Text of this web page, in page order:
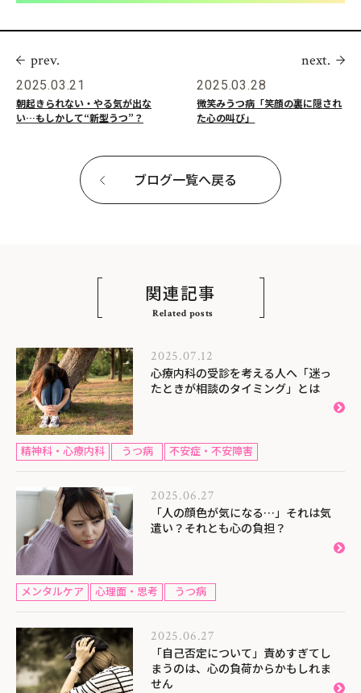
prev.
2025.03.21
朝起きられない・やる気が出な
い…もしかして“新型うつ”？
next.
2025.03.28
微笑みうつ病「笑顔の裏に隠され
た心の叫び」
ブログ一覧へ戻る
関連記事
Related posts
2025.07.12
心療内科の受診を考える人へ「迷っ
たときが相談のタイミング」とは
精神科・心療内科 うつ病 不安症・不安障害
2025.06.27
「人の顔色が気になる…」それは気
遣い？それとも心の負担？
メンタルケア 心理面・思考 うつ病
2025.06.27
「自己否定について」責めすぎてし
まうのは、心の負荷からかもしれま
せん